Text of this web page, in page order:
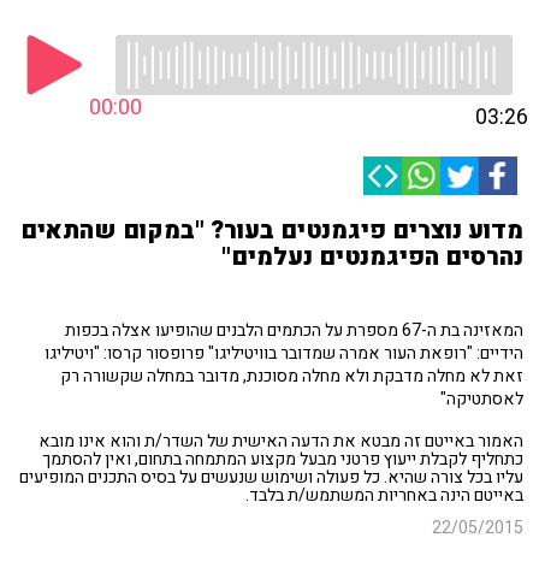
00:00 03:26
מדוע נוצרים פיגמנטים בעור? "במקום שהתאים
נהרסים הפיגמנטים נעלמים"
המאזינה בת ה-67 מספרת על הכתמים הלבנים שהופיעו אצלה בכפות
הידיים: "רופאת העור אמרה שמדובר בוויטיליגו" פרופסור קרסו: "ויטיליגו
זאת לא מחלה מדבקת ולא מחלה מסוכנת, מדובר במחלה שקשורה רק
לאסתטיקה"
האמור באייטם זה מבטא את הדעה האישית של השדר/ת והוא אינו מובא
כתחליף לקבלת ייעוץ פרטני מבעל מקצוע המתמחה בתחום, ואין להסתמך
עליו בכל צורה שהיא. כל פעולה ושימוש שנעשים על בסיס התכנים המופיעים
באייטם הינה באחריות המשתמש/ת בלבד.
22/05/2015